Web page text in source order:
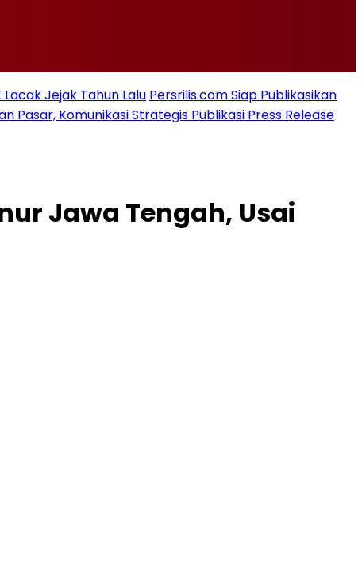
Lacak Jejak Tahun Lalu Persrilis.com Siap Publikasikan
Pasar, Komunikasi Strategis Publikasi Press Release
Jawa Tengah, Usai